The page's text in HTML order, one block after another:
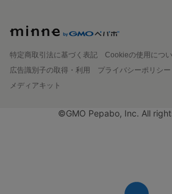
特定商取引法に基づく表記
Cookieの使用につ
広告識別子の取得・利用
プライバシーポリシー
メディアキット
©GMO Pepabo, Inc. All